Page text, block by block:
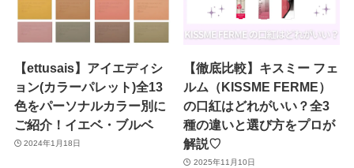
【ettusais】アイエディシ
ョン(カラーパレット)全13
色をパーソナルカラー別に
ご紹介！イエベ・ブルベ
2024年1月18日
【徹底比較】キスミー フェ
ルム（KISSME FERME）
の口紅はどれがいい？全3
種の違いと選び方をプロが
解説♡
2025年11月10日